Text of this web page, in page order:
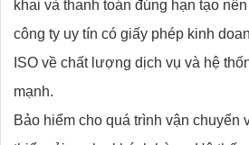
khai và thanh toán đúng hạn tạo
công ty uy tín có giấy phép kinh
ISO về chất lượng dịch vụ và hệ
mạnh.
Bảo hiểm cho quá trình vận chuyển